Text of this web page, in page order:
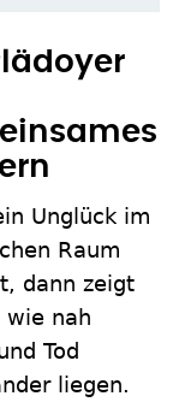
Unglück im
Raum
dann zeigt
wie nah
Tod
liegen.